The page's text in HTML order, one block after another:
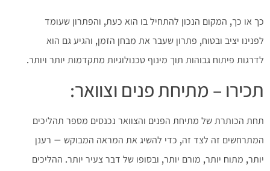
כך או כך, המקום הנכון להתחיל בו הוא כעת, והפתרון שעומד
לפנינו יציב ובטוח, פתרון שעבר את מבחן הזמן, והגיע גם הוא
לדרגות פיתוח גבוהות תוך מינוף טכנולוגיות מתקדמות יותר ויותר.
תכירו – מתיחת פנים וצוואר:
תחת הכותרת של מתיחת הפנים והצוואר נכנסים מספר תהליכים
המתרחשים זה לצד זה, כדי להשיג את המראה המבוקש – רענן
יותר, מתוח יותר, מורם יותר, ובסופו של דבר צעיר יותר. ההליכים